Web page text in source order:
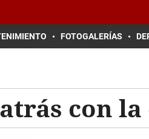
FOTOGALERÍAS
con